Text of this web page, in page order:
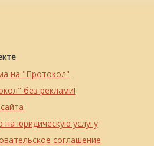
на "Протокол"
без реклами!
на юридическую услугу
соглашение